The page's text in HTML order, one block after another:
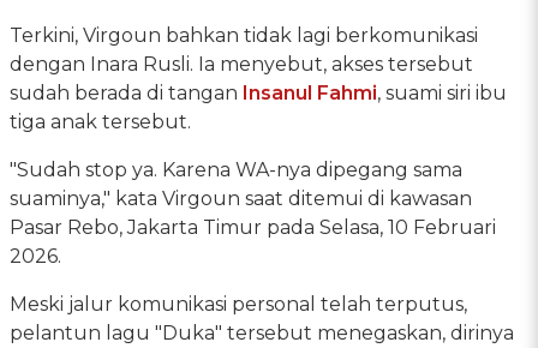
Terkini, Virgoun bahkan tidak lagi berkomunikasi
dengan Inara Rusli. Ia menyebut, akses tersebut
sudah berada di tangan Insanul Fahmi, suami siri ibu
tiga anak tersebut.
"Sudah stop ya. Karena WA-nya dipegang sama
suaminya," kata Virgoun saat ditemui di kawasan
Pasar Rebo, Jakarta Timur pada Selasa, 10 Februari
2026.
Meski jalur komunikasi personal telah terputus,
pelantun lagu "Duka" tersebut menegaskan, dirinya